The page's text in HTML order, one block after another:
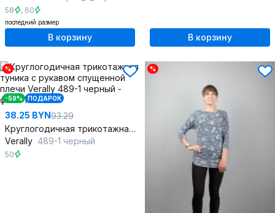
58 , 60
последний размер
В корзину В корзину
%
-59% ПОДАРОК
38.25 BYN93.29
Круглогодичная трикотажная туника с рукавом спущенной плечи
Verally 489-1 черный
50
%